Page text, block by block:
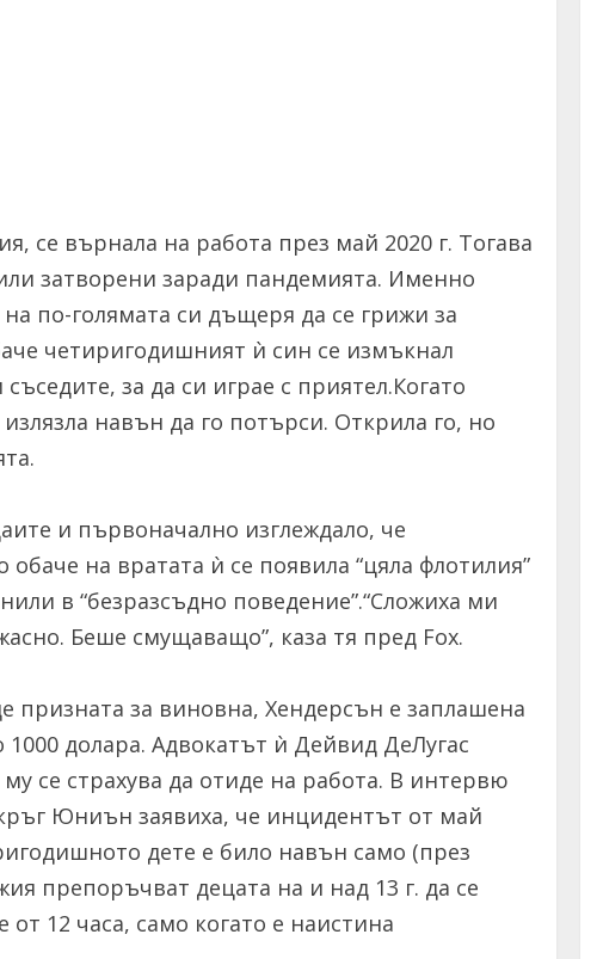
се върнала на работа през май 2020 г. Тогава
затворени заради пандемията. Именно
по-голямата си дъщеря да се грижи за
четиригодишният ѝ син се измъкнал
за да си играе с приятел.Когато
навън да го потърси. Открила го, но
и първоначално изглеждало, че
на вратата ѝ се появила “цяла флотилия”
в “безразсъдно поведение”.“Сложиха ми
Беше смущаващо”, каза тя пред Fox.
призната за виновна, Хендерсън е заплашена
долара. Адвокатът ѝ Дейвид ДеЛугас
се страхува да отиде на работа. В интервю
Юниън заявиха, че инцидентът от май
дете е било навън само (през
препоръчват децата на и над 13 г. да се
12 часа, само когато е наистина